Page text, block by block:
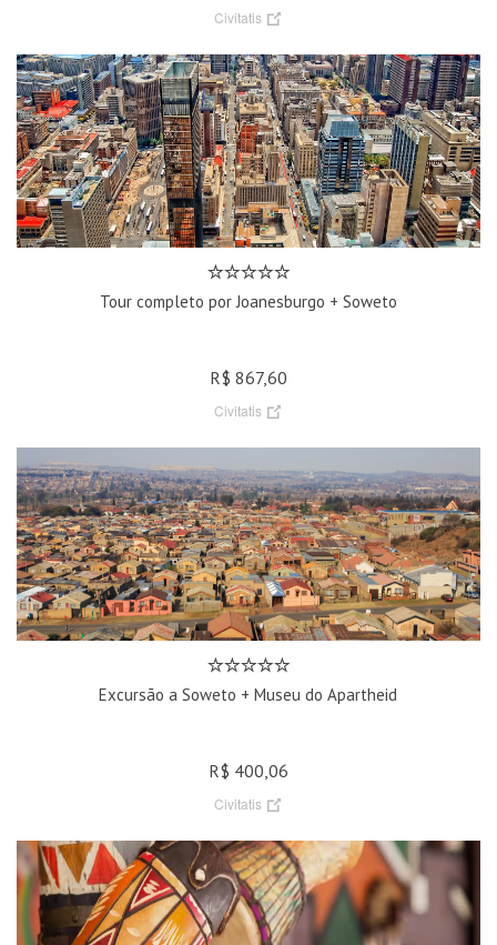
Civitatis
Tour completo por Joanesburgo + Soweto
R$ 867,60
Civitatis
Excursão a Soweto + Museu do Apartheid
R$ 400,06
Civitatis